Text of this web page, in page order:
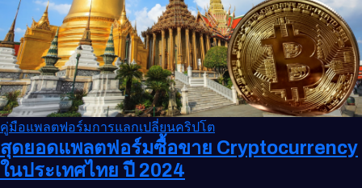
คู่มือแพลตฟอร์มการแลกเปลี่ยนคริปโต
สุดยอดแพลตฟอร์มซื้อขาย Cryptocurrency
ในประเทศไทย ปี 2024